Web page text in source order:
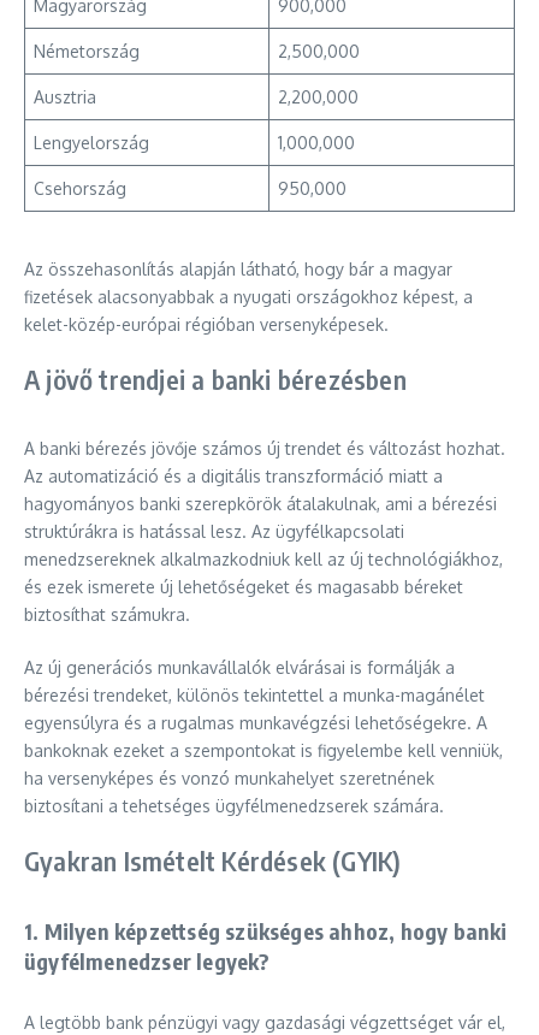
Magyarország 900,000
Németország 2,500,000
Ausztria 2,200,000
Lengyelország 1,000,000
Csehország 950,000
Az összehasonlítás alapján látható, hogy bár a magyar
fizetések alacsonyabbak a nyugati országokhoz képest, a
kelet-közép-európai régióban versenyképesek.
A jövő trendjei a banki bérezésben
A banki bérezés jövője számos új trendet és változást hozhat.
Az automatizáció és a digitális transzformáció miatt a
hagyományos banki szerepkörök átalakulnak, ami a bérezési
struktúrákra is hatással lesz. Az ügyfélkapcsolati
menedzsereknek alkalmazkodniuk kell az új technológiákhoz,
és ezek ismerete új lehetőségeket és magasabb béreket
biztosíthat számukra.
Az új generációs munkavállalók elvárásai is formálják a
bérezési trendeket, különös tekintettel a munka-magánélet
egyensúlyra és a rugalmas munkavégzési lehetőségekre. A
bankoknak ezeket a szempontokat is figyelembe kell venniük,
ha versenyképes és vonzó munkahelyet szeretnének
biztosítani a tehetséges ügyfélmenedzserek számára.
Gyakran Ismételt Kérdések (GYIK)
1. Milyen képzettség szükséges ahhoz, hogy banki
ügyfélmenedzser legyek?
A legtöbb bank pénzügyi vagy gazdasági végzettséget vár el,